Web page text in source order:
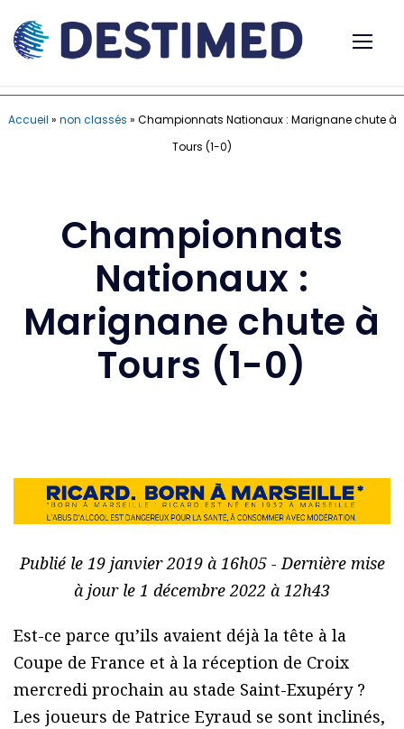
Accueil » non classés » Championnats Nationaux : Marignane chute à
Tours (1-0)
Championnats
Nationaux :
Marignane chute à
Tours (1-0)
Publié le 19 janvier 2019 à 16h05 - Dernière mise
à jour le 1 décembre 2022 à 12h43
Est-ce parce qu’ils avaient déjà la tête à la
Coupe de France et à la réception de Croix
mercredi prochain au stade Saint-Exupéry ?
Les joueurs de Patrice Eyraud se sont inclinés,